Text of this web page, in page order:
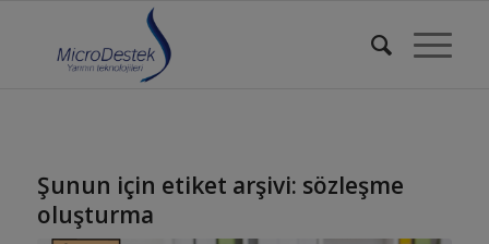
Şunun için etiket arşivi: sözleşme
oluşturma